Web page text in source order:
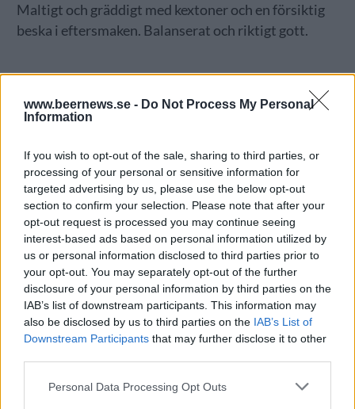
www.beernews.se - Do Not Process My Personal
Information
If you wish to opt-out of the sale, sharing to third parties, or
processing of your personal or sensitive information for
targeted advertising by us, please use the below opt-out
section to confirm your selection. Please note that after your
opt-out request is processed you may continue seeing
interest-based ads based on personal information utilized by
us or personal information disclosed to third parties prior to
your opt-out. You may separately opt-out of the further
disclosure of your personal information by third parties on the
IAB’s list of downstream participants. This information may
also be disclosed by us to third parties on the IAB’s List of
Downstream Participants that may further disclose it to other
Personal Data Processing Opt Outs
Maltigt och gräddigt med kextoner och en försiktig
beska i eftersmaken. Balanserat och riktigt gott.
Old Dairy Snow Top Christmas Ale, 500 ml, 35,60
kr, Strong ale
och en del karamell. Avslutas med en blygsam beska.
Okej öl.
St Peters Winter Ale, 500 ml, 31,90 kr, 6,5 %, Strong
ale
Lätt rostat och nästan lite rökigt, lite fräna smaker
och en sen humlebeska som inte är 100 procent.
7,0 %, Strong ale